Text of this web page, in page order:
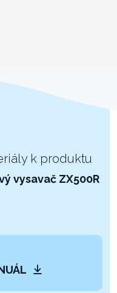
k produktu
vysavač ZX500R